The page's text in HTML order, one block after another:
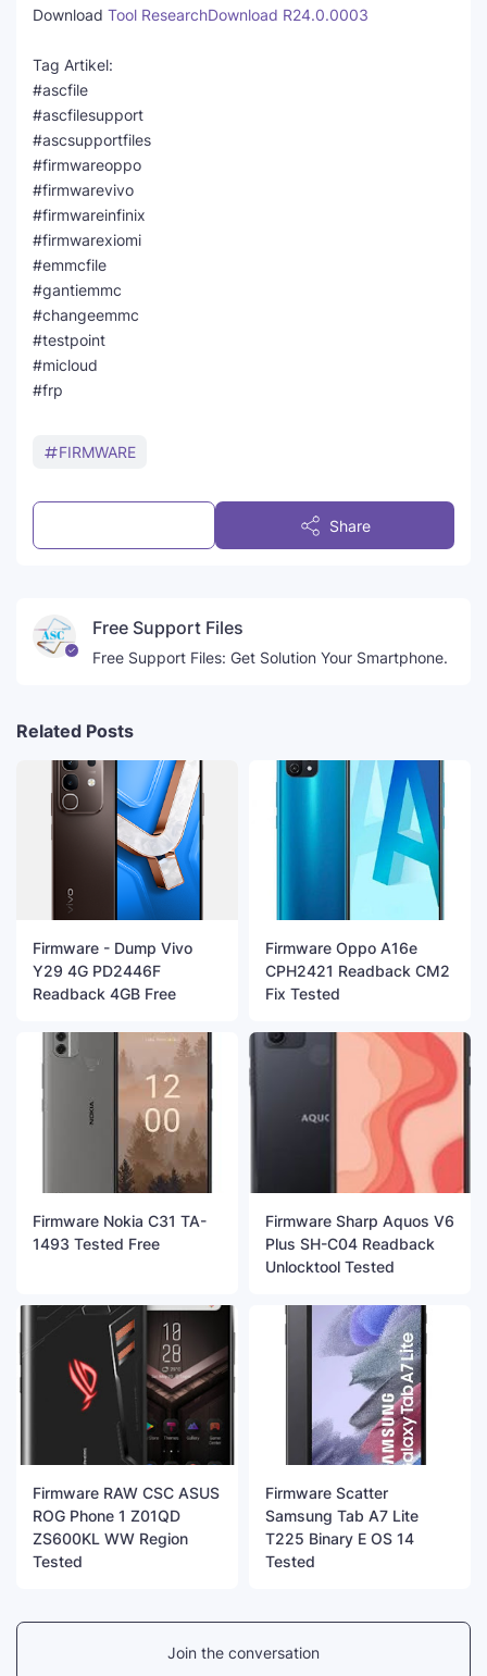
Download Tool ResearchDownload R24.0.0003
Tag Artikel:
#ascfile
#ascfilesupport
#ascsupportfiles
#firmwareoppo
#firmwarevivo
#firmwareinfinix
#firmwarexiomi
#emmcfile
#gantiemmc
#changeemmc
#testpoint
#micloud
#frp
FIRMWARE
Share
Free Support Files
Free Support Files: Get Solution Your Smartphone.
Related Posts
Firmware - Dump Vivo
Y29 4G PD2446F
Readback 4GB Free
Firmware Oppo A16e
CPH2421 Readback CM2
Fix Tested
Firmware Nokia C31 TA-
1493 Tested Free
Firmware Sharp Aquos V6
Plus SH-C04 Readback
Unlocktool Tested
Firmware RAW CSC ASUS
ROG Phone 1 Z01QD
ZS600KL WW Region
Tested
Firmware Scatter
Samsung Tab A7 Lite
T225 Binary E OS 14
Tested
Join the conversation